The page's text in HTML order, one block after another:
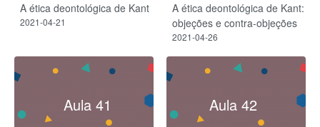
A ética deontológica de Kant
2021-04-21
A ética deontológica de Kant:
objeções e contra-objeções
2021-04-26
Aula 41 Aula 42